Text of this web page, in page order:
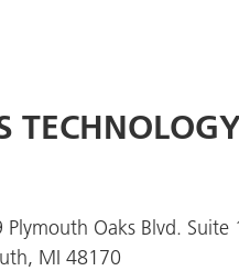
Plymouth Oaks Blvd. Suite
MI 48170